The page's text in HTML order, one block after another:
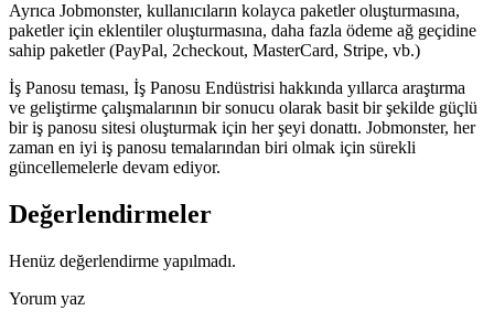
Ayrıca Jobmonster, kullanıcıların kolayca paketler oluşturmasına,
paketler için eklentiler oluşturmasına, daha fazla ödeme ağ geçidine
sahip paketler (PayPal, 2checkout, MasterCard, Stripe, vb.)
İş Panosu teması, İş Panosu Endüstrisi hakkında yıllarca araştırma
ve geliştirme çalışmalarının bir sonucu olarak basit bir şekilde güçlü
bir iş panosu sitesi oluşturmak için her şeyi donattı. Jobmonster, her
zaman en iyi iş panosu temalarından biri olmak için sürekli
güncellemelerle devam ediyor.
Değerlendirmeler
Henüz değerlendirme yapılmadı.
Yorum yaz